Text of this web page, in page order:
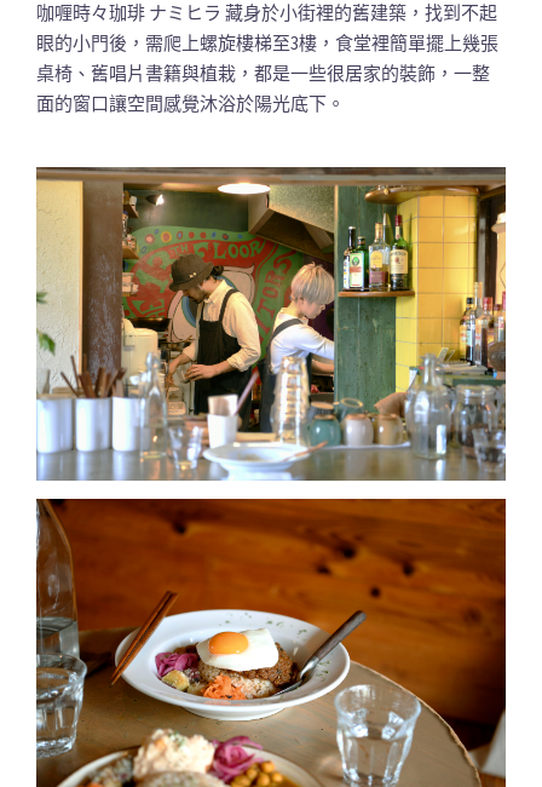
咖喱時々珈琲 ナミヒラ 藏身於小街裡的舊建築，找到不起
眼的小門後，需爬上螺旋樓梯至3樓，食堂裡簡單擺上幾張
桌椅、舊唱片書籍與植栽，都是一些很居家的裝飾，一整
面的窗口讓空間感覺沐浴於陽光底下。